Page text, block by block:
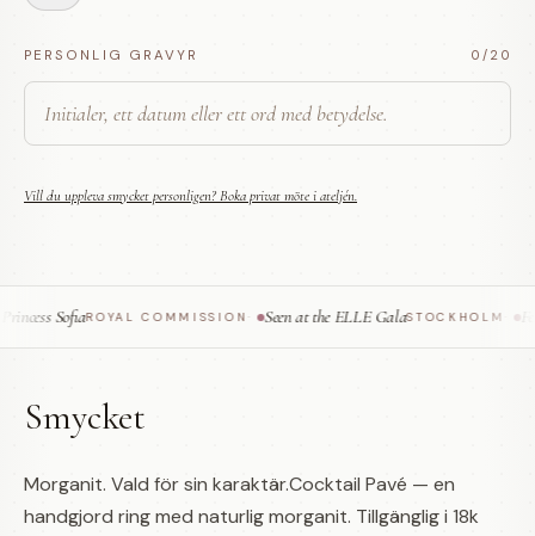
PERSONLIG GRAVYR 0 /20
Vill du uppleva smycket personligen? Boka privat möte i ateljén.
SofiaROYAL COMMISSION· Seen at the ELLE GalaSTOCKHOLM ·
Smycket
Morganit. Vald för sin karaktär.Cocktail Pavé — en
handgjord ring med naturlig morganit. Tillgänglig i 18k